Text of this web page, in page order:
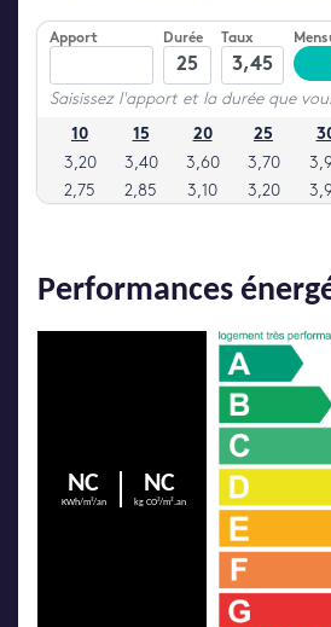
Performances
NC
KWh/m²/an
NC
kg CO²/m².an